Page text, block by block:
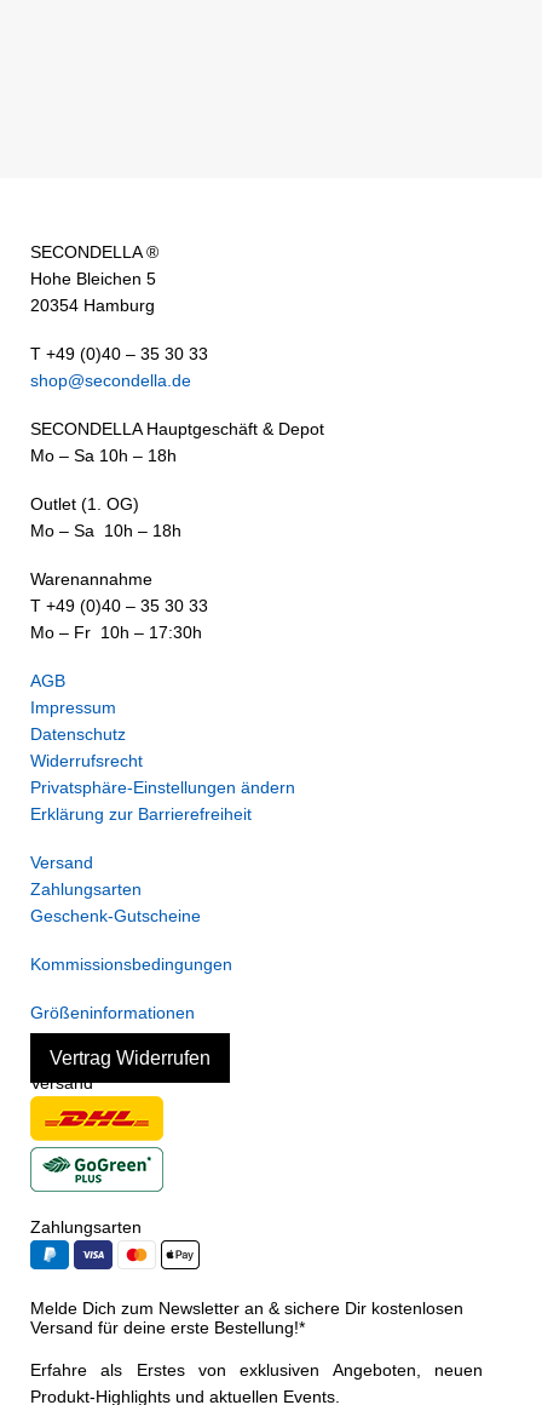
SECONDELLA ®
Hohe Bleichen 5
20354 Hamburg
T +49 (0)40 – 35 30 33
shop@secondella.de
SECONDELLA Hauptgeschäft & Depot
Mo – Sa 10h – 18h
Outlet (1. OG)
Mo – Sa 10h – 18h
Warenannahme
T +49 (0)40 – 35 30 33
Mo – Fr 10h – 17:30h
AGB
Impressum
Datenschutz
Widerrufsrecht
Privatsphäre-Einstellungen ändern
Erklärung zur Barrierefreiheit
Versand
Zahlungsarten
Geschenk-Gutscheine
Kommissionsbedingungen
Größeninformationen
Vertrag Widerrufen
Versand
Zahlungsarten
Melde Dich zum Newsletter an & sichere Dir kostenlosen
Versand für deine erste Bestellung!*
Erfahre als Erstes von exklusiven Angeboten, neuen
Produkt-Highlights und aktuellen Events.